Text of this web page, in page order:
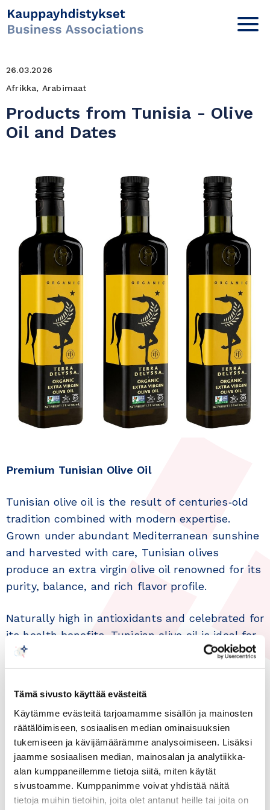
Tämä sivusto käyttää evästeitä
Käytämme evästeitä tarjoamamme sisällön ja mainosten
räätälöimiseen, sosiaalisen median ominaisuuksien
tukemiseen ja kävijämäärämme analysoimiseen. Lisäksi
jaamme sosiaalisen median, mainosalan ja analytiikka-
alan kumppaneillemme tietoja siitä, miten käytät
sivustoamme. Kumppanimme voivat yhdistää näitä
tietoja muihin tietoihin, joita olet antanut heille tai joita on
26.03.2026
Afrikka, Arabimaat
Products from Tunisia - Olive
Oil and Dates
Premium Tunisian Olive Oil
Tunisian olive oil is the result of centuries‑old
tradition combined with modern expertise.
Grown under abundant Mediterranean sunshine
and harvested with care, Tunisian olives
produce an extra virgin olive oil renowned for its
purity, balance, and rich flavor profile.
Naturally high in antioxidants and celebrated for
its health benefits, Tunisian olive oil is ideal for
both culinary professionals and everyday
consumers who value quality and authenticity.
varieties, Tunisia offers a diverse range of olive
oils that meet the highest international
standards.
Sustainable cultivation methods, traceability,
and consistent quality make Tunisian olive oil a
trusted choice for global markets.